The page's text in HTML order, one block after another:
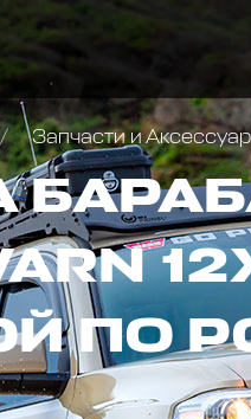
Запчасти и
ПО